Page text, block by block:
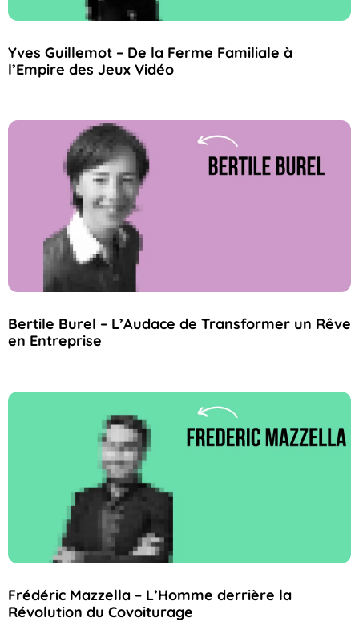
Yves Guillemot – De la Ferme Familiale à
l’Empire des Jeux Vidéo
Bertile Burel – L’Audace de Transformer un Rêve
en Entreprise
Frédéric Mazzella – L’Homme derrière la
Révolution du Covoiturage